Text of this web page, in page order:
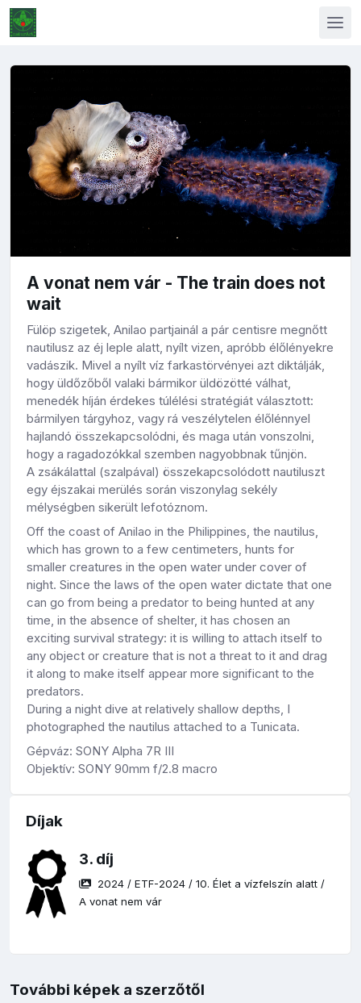
A vonat nem vár - The train does not
wait
Fülöp szigetek, Anilao partjainál a pár centisre megnőtt
nautilusz az éj leple alatt, nyílt vizen, apróbb élőlényekre
vadászik. Mivel a nyílt víz farkastörvényei azt diktálják,
hogy üldőzőből valaki bármikor üldözötté válhat,
menedék híján érdekes túlélési stratégiát választott:
bármilyen tárgyhoz, vagy rá veszélytelen élőlénnyel
hajlandó összekapcsolódni, és maga után vonszolni,
hogy a ragadozókkal szemben nagyobbnak tűnjön.
A zsákálattal (szalpával) összekapcsolódott nautiluszt
egy éjszakai merülés során viszonylag sekély
mélységben sikerült lefotóznom.
Off the coast of Anilao in the Philippines, the nautilus,
which has grown to a few centimeters, hunts for
smaller creatures in the open water under cover of
night. Since the laws of the open water dictate that one
can go from being a predator to being hunted at any
time, in the absence of shelter, it has chosen an
exciting survival strategy: it is willing to attach itself to
any object or creature that is not a threat to it and drag
it along to make itself appear more significant to the
predators.
During a night dive at relatively shallow depths, I
photographed the nautilus attached to a Tunicata.
Gépváz: SONY Alpha 7R III
Objektív: SONY 90mm f/2.8 macro
Díjak
3. díj
2024 /ETF-2024 /10. Élet a vízfelszín alatt /
A vonat nem vár
További képek a szerzőtől